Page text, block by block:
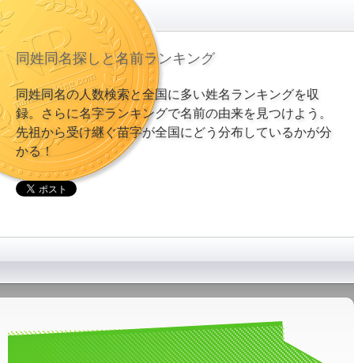
同姓同名探しと名前ランキング
同姓同名の人数検索と全国に多い姓名ランキングを収
録。さらに名字ランキングで名前の由来を見つけよう。
先祖から受け継ぐ苗字が全国にどう分布しているかが分
かる！